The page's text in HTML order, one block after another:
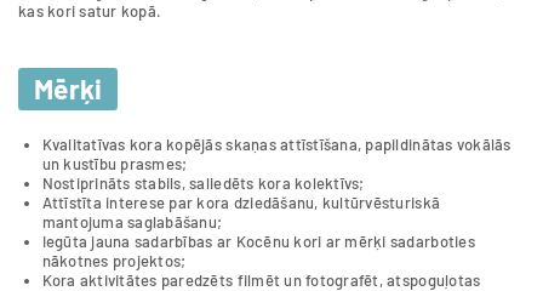
kas kori satur kopā.
Mērķi
Kvalitatīvas kora kopējās skaņas attīstīšana, papildinātas vokālās
un kustību prasmes;
Nostiprināts stabils, saliedēts kora kolektīvs;
Attīstīta interese par kora dziedāšanu, kultūrvēsturiskā
mantojuma saglabāšanu;
Iegūta jauna sadarbības ar Kocēnu kori ar mērķi sadarboties
nākotnes projektos;
Kora aktivitātes paredzēts filmēt un fotografēt, atspoguļotas